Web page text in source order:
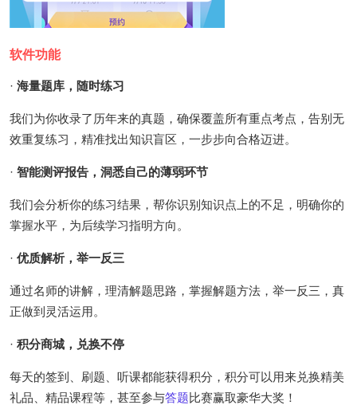
软件功能
· 海量题库，随时练习
我们为你收录了历年来的真题，确保覆盖所有重点考点，告别无
效重复练习，精准找出知识盲区，一步步向合格迈进。
· 智能测评报告，洞悉自己的薄弱环节
我们会分析你的练习结果，帮你识别知识点上的不足，明确你的
掌握水平，为后续学习指明方向。
· 优质解析，举一反三
通过名师的讲解，理清解题思路，掌握解题方法，举一反三，真
正做到灵活运用。
· 积分商城，兑换不停
每天的签到、刷题、听课都能获得积分，积分可以用来兑换精美
礼品、精品课程等，甚至参与答题比赛赢取豪华大奖！